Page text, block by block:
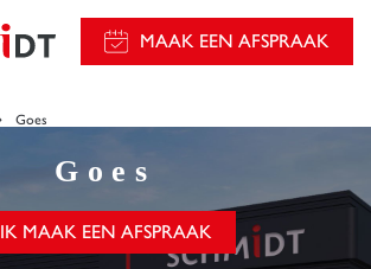
MAAK EEN AFSPRAAK
Goes
Goes
IK MAAK EEN AFSPRAAK